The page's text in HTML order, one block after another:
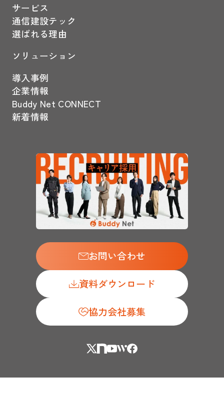
サービス
通信建設テック
選ばれる理由
ソリューション
導入事例
企業情報
Buddy Net CONNECT
新着情報
お問い合わせ
資料ダウンロード
協力会社募集